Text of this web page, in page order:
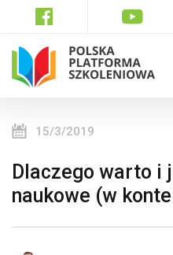
15/3/2019
Dlaczego warto i
naukowe (w